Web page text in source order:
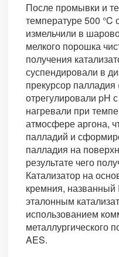
После промывки и
температуре 500
измельчили в
мелкого порошка
получения
суспендировали в
прекурсор палладия
отрегулировали
нагревали при
атмосфере аргона,
палладий и
палладия на
результате чего
Катализатор на
кремния,
эталонным
использованием
металлургического
AES.